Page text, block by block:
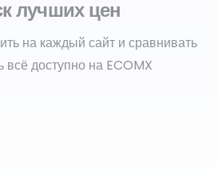
лучших цен
на каждый сайт и сравнивать
всё доступно на ECOMX